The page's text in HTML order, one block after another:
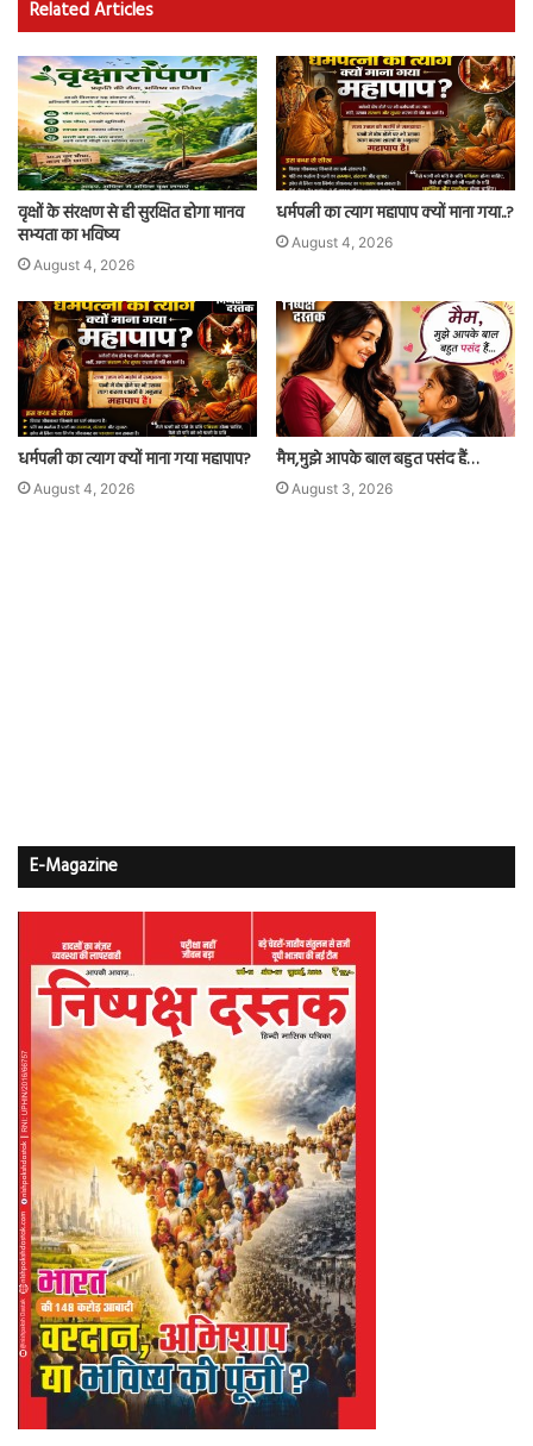
Related Articles
वृक्षों के संरक्षण से ही सुरक्षित होगा मानव
सभ्यता का भविष्य
August 4, 2026
धर्मपत्नी का त्याग महापाप क्यों माना गया..?
August 4, 2026
धर्मपत्नी का त्याग क्यों माना गया महापाप?
August 4, 2026
मैम,मुझे आपके बाल बहुत पसंद हैं…
August 3, 2026
E-Magazine